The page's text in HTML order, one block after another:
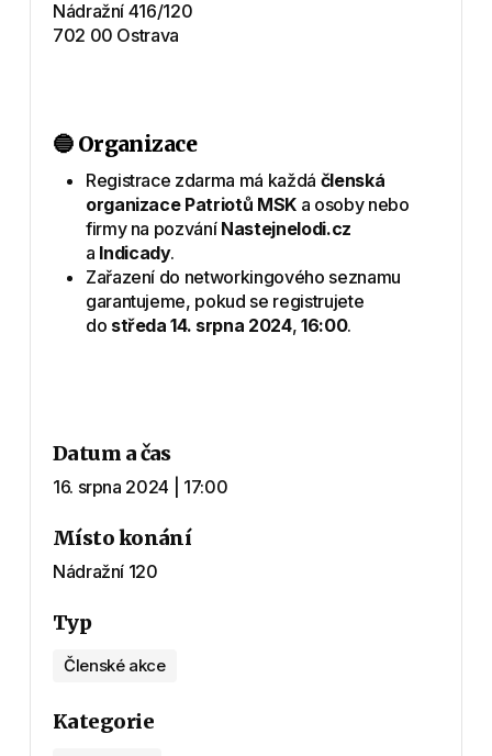
Nádražní 416/120
702 00 Ostrava
🔵 Organizace
Registrace zdarma má každá členská
organizace Patriotů MSK a osoby nebo
firmy na pozvání Nastejnelodi.cz
a Indicady.
Zařazení do networkingového seznamu
garantujeme, pokud se registrujete
do středa 14. srpna 2024,16:00.
Datum a čas
16. srpna 2024 | 17:00
Místo konání
Nádražní 120
Typ
Členské akce
Kategorie